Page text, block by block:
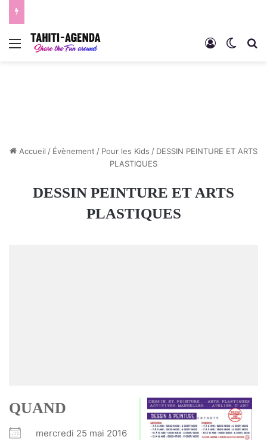
Menu Connexion
Accueil / Évènement / Pour les Kids / DESSIN PEINTURE ET ARTS
PLASTIQUES
DESSIN PEINTURE ET ARTS
PLASTIQUES
QUAND
mercredi 25 mai 2016